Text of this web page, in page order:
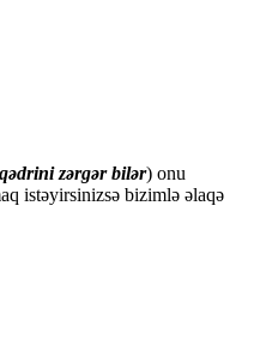
zərgər bilər) onu
istəyirsinizsə bizimlə əlaqə